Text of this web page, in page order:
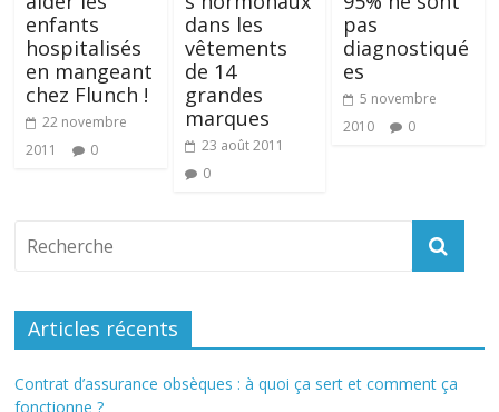
enfants
hospitalisés
en mangeant
chez Flunch !
22 novembre
2011
0
dans les
vêtements
de 14
grandes
marques
23 août 2011
0
pas
diagnostiqué
es
5 novembre
2010
0
Articles récents
Contrat d’assurance obsèques : à quoi ça sert et comment ça
fonctionne ?